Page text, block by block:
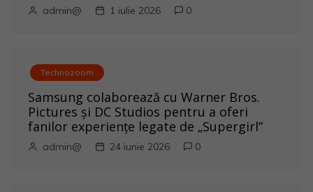
admin@ 1 iulie 2026 0
Technozoom
Samsung colaborează cu Warner Bros.
Pictures și DC Studios pentru a oferi
fanilor experiențe legate de „Supergirl”
admin@ 24 iunie 2026 0